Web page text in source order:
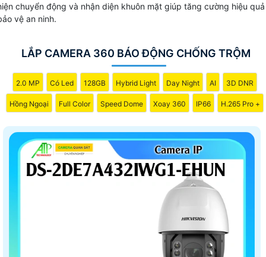
chuyển động và nhận diện khuôn mặt giúp tăng cường hiệu quả
vệ an ninh.
LẮP CAMERA 360 BÁO ĐỘNG CHỐNG TRỘM
2.0 MP Có Led 128GB Hybrid Light Day Night AI 3D DNR
Hồng Ngoại Full Color Speed Dome Xoay 360 IP66 H.265 Pro +